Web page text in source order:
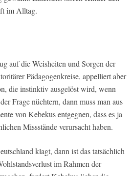
im Alltag.
auf die Weisheiten und Sorgen der
Pädagogenkreise, appelliert aber
die instinktiv ausgelöst wird, wenn
Frage nüchtern, dann muss man aus
von Kebekus entgegnen, dass es ja
Missstände verursacht haben.
klagt, dann ist das tatsächlich
im Rahmen der